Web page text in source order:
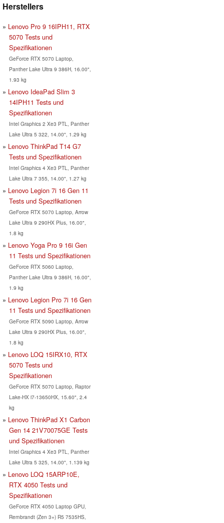
Herstellers
Lenovo Pro 9 16IPH11, RTX
5070 Tests und
Spezifikationen
GeForce RTX 5070 Laptop,
Panther Lake Ultra 9 386H, 16.00",
1.93 kg
Lenovo IdeaPad Slim 3
14IPH11 Tests und
Spezifikationen
Intel Graphics 2 Xe3 PTL, Panther
Lake Ultra 5 322, 14.00", 1.29 kg
Lenovo ThinkPad T14 G7
Tests und Spezifikationen
Intel Graphics 4 Xe3 PTL, Panther
Lake Ultra 7 355, 14.00", 1.27 kg
Lenovo Legion 7i 16 Gen 11
Tests und Spezifikationen
GeForce RTX 5070 Laptop, Arrow
Lake Ultra 9 290HX Plus, 16.00",
1.8 kg
Lenovo Yoga Pro 9 16i Gen
11 Tests und Spezifikationen
GeForce RTX 5060 Laptop,
Panther Lake Ultra 9 386H, 16.00",
1.9 kg
Lenovo Legion Pro 7i 16 Gen
11 Tests und Spezifikationen
GeForce RTX 5090 Laptop, Arrow
Lake Ultra 9 290HX Plus, 16.00",
1.8 kg
Lenovo LOQ 15IRX10, RTX
5070 Tests und
Spezifikationen
GeForce RTX 5070 Laptop, Raptor
Lake-HX i7-13650HX, 15.60", 2.4
kg
Lenovo ThinkPad X1 Carbon
Gen 14 21V70075GE Tests
und Spezifikationen
Intel Graphics 4 Xe3 PTL, Panther
Lake Ultra 5 325, 14.00", 1.139 kg
Lenovo LOQ 15ARP10E,
RTX 4050 Tests und
Spezifikationen
GeForce RTX 4050 Laptop GPU,
Rembrandt (Zen 3+) R5 7535HS,